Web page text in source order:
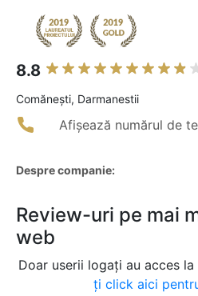
8.8
Comăneşti, Darmanestii
Afișează numărul de
Despre companie:
Review-uri pe mai
web
Doar userii logați au acces
ți click aici